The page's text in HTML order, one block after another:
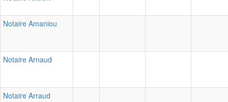
Notaire Amaniou
Notaire Arnaud
Notaire Arraud